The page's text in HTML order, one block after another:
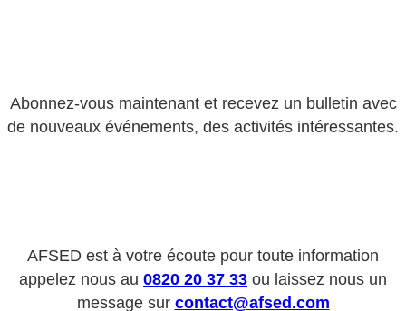
Abonnez-vous maintenant et recevez un bulletin avec
de nouveaux événements, des activités intéressantes.
AFSED est à votre écoute pour toute information
appelez nous au 0820 20 37 33 ou laissez nous un
message sur contact@afsed.com